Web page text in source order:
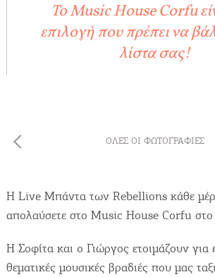
Γίνετε συνεργάτης μας
Περιοδικό
Χάρτης Προορισμών
Επικοινωνία
To Music House Corfu
επιλογή που πρέπει να
λίστα σας!
ΌΛΕΣ ΟΙ ΦΩΤΟΓΡΑΦΊΕΣ
Η Live Μπάντα των Rebellions κάθε
απολαύσετε στο Music House Corfu στο
Η Σοφίτα και ο Γιώργος ετοιμάζουν
θεματικές μουσικές βραδιές που μας